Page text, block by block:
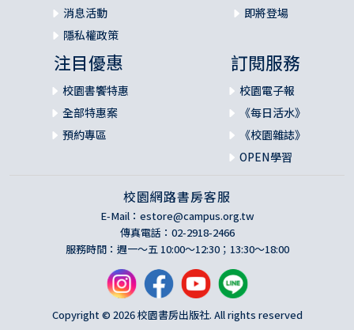
消息活動
隱私權政策
即將登場
注目優惠
校園書饗特惠
全部特惠案
預約專區
訂閱服務
校園電子報
《每日活水》
《校園雜誌》
OPEN學習
校園網路書房客服
E-Mail： estore@campus.org.tw
傳真電話：02-2918-2466
服務時間：週一～五 10:00～12:30；13:30～18:00
Copyright © 2026 校園書房出版社. All rights reserved